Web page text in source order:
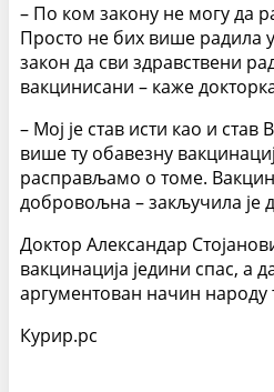
– По ком закону не могу да
Просто не бих више радила
закон да сви здравствени
вакцинисани – каже
– Мој је став исти као и став
више ту обавезну
расправљамо о томе.
добровољна – закључила је
Доктор Александар
вакцинација једини спас, а
аргументован начин народу
Курир.рс